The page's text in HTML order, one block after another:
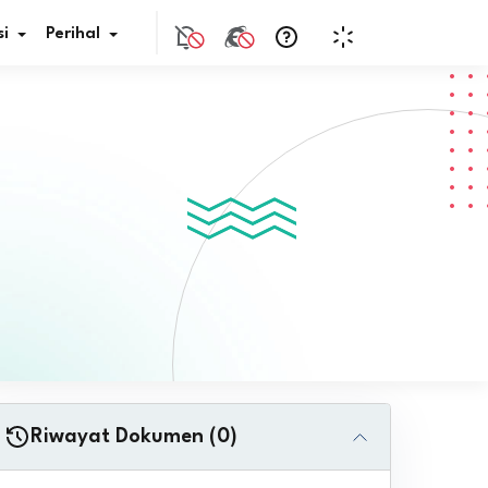
JDIH
Perihal
Riwayat Dokumen (0)